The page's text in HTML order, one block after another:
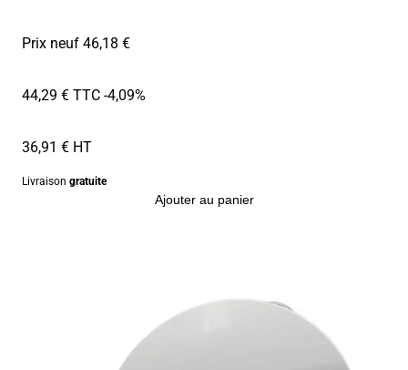
Prix neuf 46,18 €
44,29 € TTC-4,09%
36,91 € HT
Livraison gratuite
Ajouter au panier